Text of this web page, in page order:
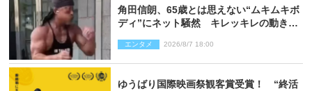
角田信朗、65歳とは思えない“ムキムキボ
ディ”にネット騒然 キレッキレの動きを
エンタメ 2026/8/7 18:00
ゆうばり国際映画祭観客賞受賞！ “終活